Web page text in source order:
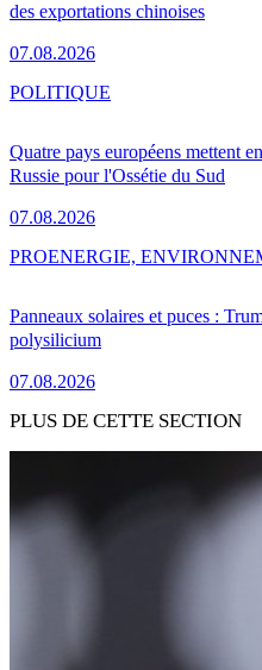
des exportations chinoises
07.08.2026
Quatre pays européens mettent
Russie pour l'Ossétie du Sud
07.08.2026
POLITIQUE
Panneaux solaires et puces :
polysilicium
07.08.2026
PROENERGIE,
PLUS DE CETTE SECTION